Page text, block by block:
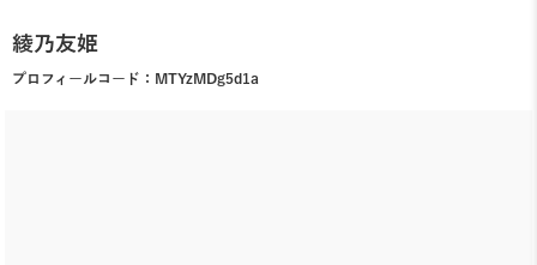
綾乃友姫
プロフィールコード： MTYzMDg5d1a